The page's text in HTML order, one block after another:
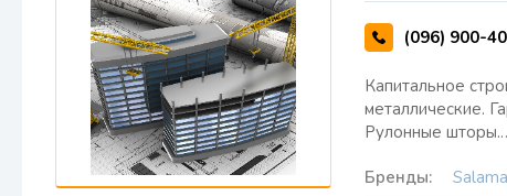
(096) 900-
Капитальное
металлические.
Рулонные
Бренды: